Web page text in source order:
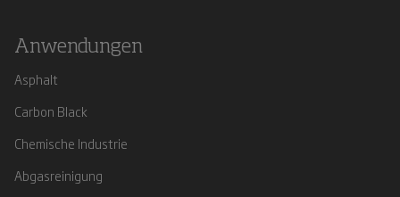
Anwendungen
Asphalt
Carbon Black
Chemische Industrie
Abgasreinigung